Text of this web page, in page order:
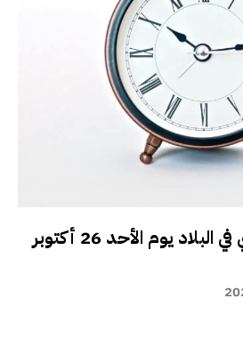
بدء التوقيت الشتوي في البلاد يوم الأحد 26 أكتوبر